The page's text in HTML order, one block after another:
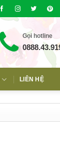
Gọi hotline
LIÊN HỆ